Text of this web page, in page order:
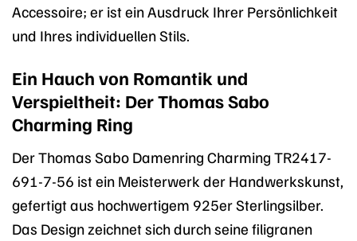
Accessoire; er ist ein Ausdruck Ihrer Persönlichkeit
und Ihres individuellen Stils.
Ein Hauch von Romantik und
Verspieltheit: Der Thomas Sabo
Charming Ring
Der Thomas Sabo Damenring Charming TR2417-
691-7-56 ist ein Meisterwerk der Handwerkskunst,
gefertigt aus hochwertigem 925er Sterlingsilber.
Das Design zeichnet sich durch seine filigranen